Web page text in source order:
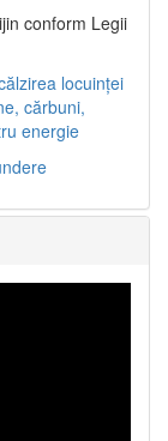
conform Legii
locuinței
cărbuni,
energie